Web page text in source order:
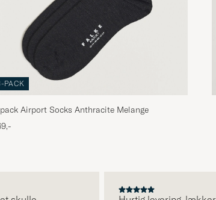
PACK
Airport Socks Anthracite Melange